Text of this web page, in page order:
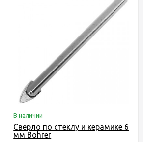
В наличии
Сверло по стеклу и керамике 6
мм Bohrer